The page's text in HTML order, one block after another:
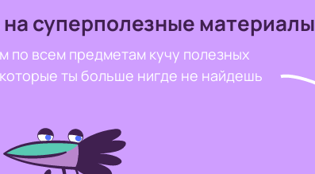
суперполезные материалы
по всем предметам кучу полезных
ты больше нигде не найдешь